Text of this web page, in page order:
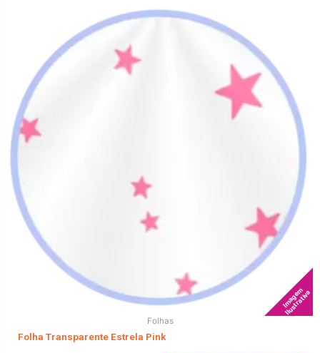
Imagem
Ilustrativa
Folhas
Folha Transparente Estrela Pink